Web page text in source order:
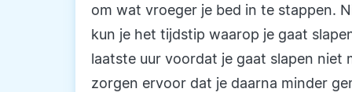
om wat vroeger je bed in te stappen.
kun je het tijdstip waarop je gaat
laatste uur voordat je gaat slapen niet
zorgen ervoor dat je daarna minder